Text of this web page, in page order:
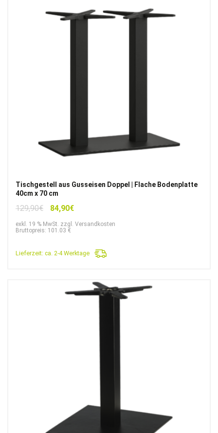
Tischgestell aus Gusseisen Doppel | Flache Bodenplatte
40cm x 70 cm
129,90€
Ursprünglicher
war:
84,90€Aktueller
ist:
exkl. 19 % MwSt. zzgl. Versandkosten
Bruttopreis: 101.03 €
Lieferzeit: ca. 2-4 Werktage